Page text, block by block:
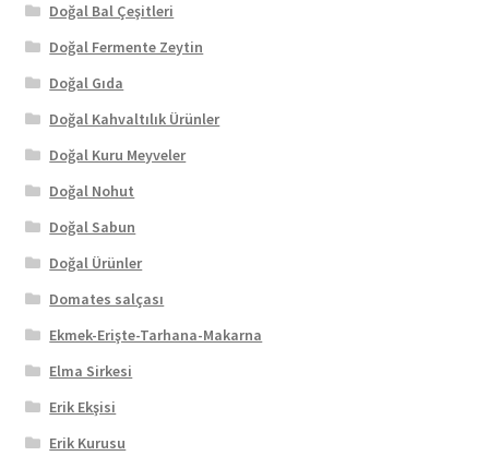
Doğal Bal Çeşitleri
Doğal Fermente Zeytin
Doğal Gıda
Doğal Kahvaltılık Ürünler
Doğal Kuru Meyveler
Doğal Nohut
Doğal Sabun
Doğal Ürünler
Domates salçası
Ekmek-Erişte-Tarhana-Makarna
Elma Sirkesi
Erik Ekşisi
Erik Kurusu